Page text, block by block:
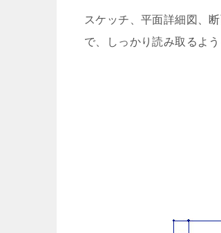
スケッチ、平面詳細図、
で、しっかり読み取るよう